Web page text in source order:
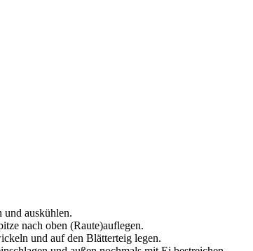
und auskühlen.
nach oben (Raute)auflegen.
und auf den Blätterteig legen.